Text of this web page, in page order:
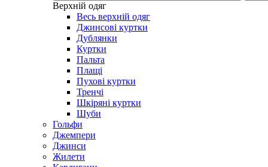
Верхній одяг
Весь верхній одяг
Джинсові куртки
Дублянки
Куртки
Пальта
Плащі
Пухові куртки
Тренчі
Шкіряні куртки
Шуби
Гольфи
Джемпери
Джинси
Жилети